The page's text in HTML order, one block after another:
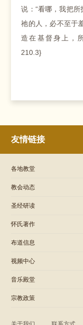
说：“看哪，我把
祂的人，必不至于
造在基督身上，
210.3}
友情链接
各地教堂
教会动态
圣经研读
怀氏著作
布道信息
视频中心
音乐殿堂
宗教政策